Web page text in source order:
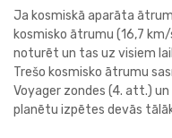
Ja kosmiskā aparāta
kosmisko ātrumu (16,7
noturēt un tas uz visiem
Trešo kosmisko ātrumu
Voyager zondes (4. att.)
planētu izpētes devās